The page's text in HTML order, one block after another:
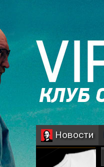
Новости